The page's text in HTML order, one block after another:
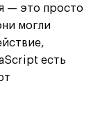
— это просто
могли
есть